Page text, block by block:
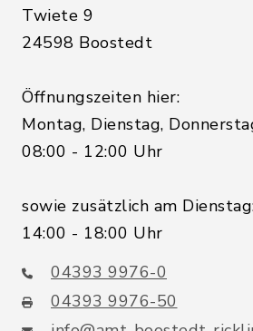
Twiete 9
24598 Boostedt
Öffnungszeiten hier:
Montag, Dienstag,
08:00 - 12:00 Uhr
sowie zusätzlich am
14:00 - 18:00 Uhr
04393 9976-0
04393 9976-50